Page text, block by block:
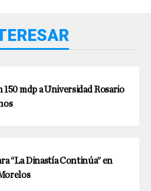
150 mdp a Universidad Rosario
“La Dinastía Continúa” en